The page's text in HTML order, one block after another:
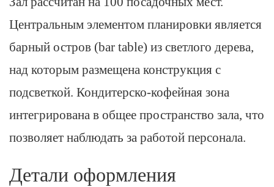
Центральным элементом планировки является
барный остров (bar table) из светлого дерева,
над которым размещена конструкция с
подсветкой. Кондитерско-кофейная зона
интегрирована в общее пространство зала, что
позволяет наблюдать за работой персонала.
Детали оформления